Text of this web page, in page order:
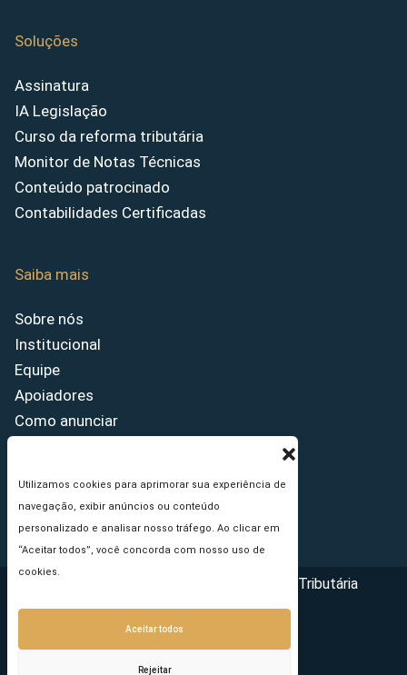
Utilizamos cookies para aprimorar sua experiência de
navegação, exibir anúncios ou conteúdo
personalizado e analisar nosso tráfego. Ao clicar em
“Aceitar todos”, você concorda com nosso uso de
cookies.
Aceitar todos
Rejeitar
Soluções
Assinatura
IA Legislação
Curso da reforma tributária
Monitor de Notas Técnicas
Conteúdo patrocinado
Contabilidades Certificadas
Saiba mais
Sobre nós
Institucional
Equipe
Apoiadores
Como anunciar
Princípios Editoriais
Copyright © 2026 - Portal da Reforma Tributária